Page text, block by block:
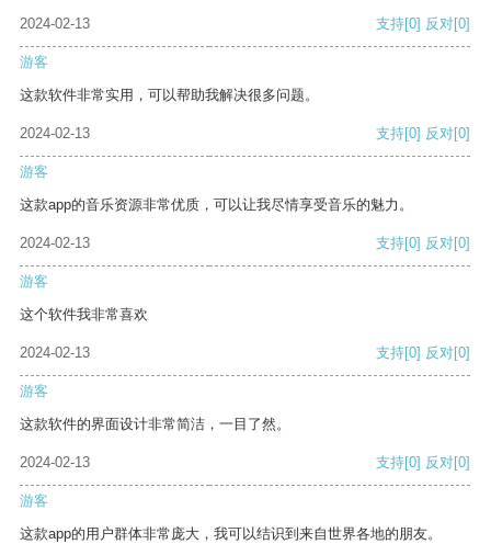
2024-02-13 支持[0] 反对[0]
游客
这款软件非常实用，可以帮助我解决很多问题。
2024-02-13 支持[0] 反对[0]
游客
这款app的音乐资源非常优质，可以让我尽情享受音乐的魅力。
2024-02-13 支持[0] 反对[0]
游客
这个软件我非常喜欢
2024-02-13 支持[0] 反对[0]
游客
这款软件的界面设计非常简洁，一目了然。
2024-02-13 支持[0] 反对[0]
游客
这款app的用户群体非常庞大，我可以结识到来自世界各地的朋友。